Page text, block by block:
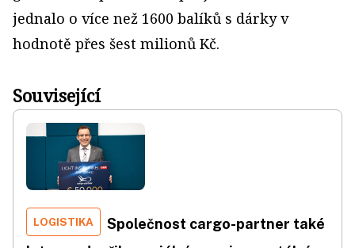
jednalo o více než 1600 balíků s dárky v
hodnotě přes šest milionů Kč.
Související
LOGISTIKA
Společnost cargo-partner také